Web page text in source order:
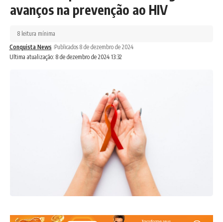
avanços na prevenção ao HIV
Ultima atualização: 8 de dezembro de 2024 13:32
Conquista News Publicados 8 de dezembro de 2024
8 leitura mínima